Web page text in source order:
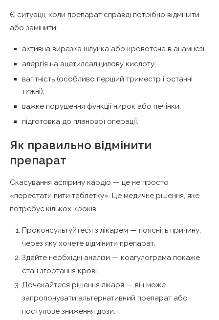
Є ситуації, коли препарат справді потрібно відмінити
або замінити:
активна виразка шлунка або кровотеча в анамнезі;
алергія на ацетилсаліцилову кислоту;
вагітність (особливо перший триместр і останні
тижні);
важке порушення функції нирок або печінки;
підготовка до планової операції.
Як правильно відмінити
препарат
Скасування аспірину кардіо — це не просто
«перестати пити таблетку». Це медичне рішення, яке
потребує кількох кроків.
Проконсультуйтеся з лікарем — поясніть причину,
через яку хочете відмінити препарат.
Здайте необхідні аналізи — коагулограма покаже
стан згортання крові.
Дочекайтеся рішення лікаря — він може
запропонувати альтернативний препарат або
поступове зниження дози.